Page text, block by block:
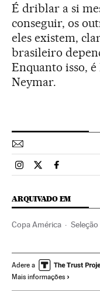
É driblar a si
conseguir, os
eles existem,
brasileiro
Enquanto isso,
Neymar.
Esportes El País
Esportes El
Esportes
ARQUIVADO EM
Copa América
Times esportes
Copa América 2015
Adere a
Mais informações